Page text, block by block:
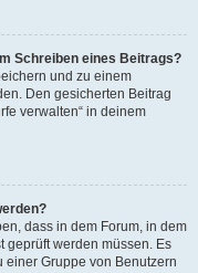
Schreiben eines Beitrags?
und zu einem
Den gesicherten Beitrag
verwalten“ in deinem
dass in dem Forum, in dem
geprüft werden müssen. Es
einer Gruppe von Benutzern